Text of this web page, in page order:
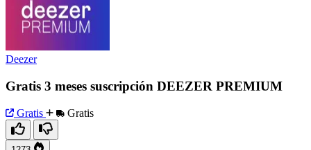
Deezer
Gratis 3 meses suscripción DEEZER PREMIUM
Gratis Gratis